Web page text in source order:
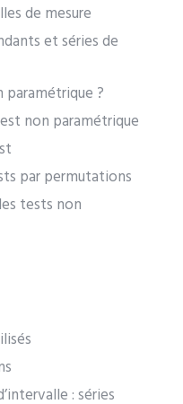
de mesure
et séries de
paramétrique ?
non paramétrique
par permutations
tests non
: séries